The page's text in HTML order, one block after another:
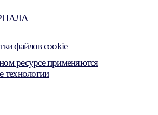
файлов cookie
ресурсе применяются
технологии